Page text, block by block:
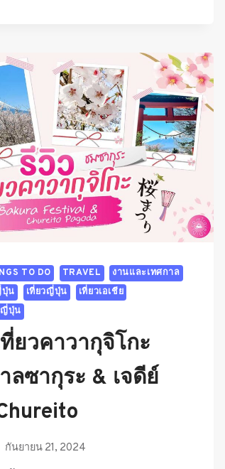
เที่ยว
ญี่ปุ่น
หน้า
หนาว
5
วัน
–
ฟูจิ
โตเกียว
GALA
YUZAWA
TO DO TRAVEL
งานและเทศกาล
ปุ่น
เที่ยวญี่ปุ่น
เที่ยวเอเชีย
ญี่ปุ่น
ยวคาวากุจิโกะ
ลซากุระ & เจดีย์
กันยายน 21, 2024